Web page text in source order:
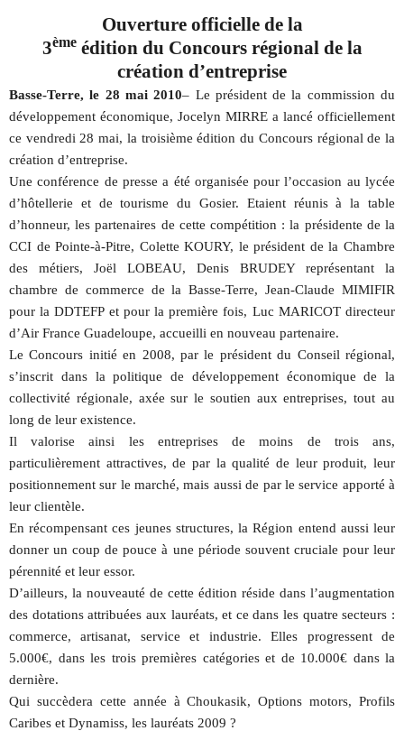
Ouverture officielle de la
3èmeédition du Concours régional de la
création d’entreprise
Basse-Terre, le 28 mai 2010– Le président de la commission du
développement économique, Jocelyn MIRRE a lancé officiellement
ce vendredi 28 mai, la troisième édition du Concours régional de la
création d’entreprise.
Une conférence de presse a été organisée pour l’occasion au lycée
d’hôtellerie et de tourisme du Gosier. Etaient réunis à la table
d’honneur, les partenaires de cette compétition : la présidente de la
CCI de Pointe-à-Pitre, Colette KOURY, le président de la Chambre
des métiers, Joël LOBEAU, Denis BRUDEY représentant la
chambre de commerce de la Basse-Terre, Jean-Claude MIMIFIR
pour la DDTEFP et pour la première fois, Luc MARICOT directeur
d’Air France Guadeloupe, accueilli en nouveau partenaire.
Le Concours initié en 2008, par le président du Conseil régional,
s’inscrit dans la politique de développement économique de la
collectivité régionale, axée sur le soutien aux entreprises, tout au
long de leur existence.
Il valorise ainsi les entreprises de moins de trois ans,
particulièrement attractives, de par la qualité de leur produit, leur
positionnement sur le marché, mais aussi de par le service apporté à
leur clientèle.
En récompensant ces jeunes structures, la Région entend aussi leur
donner un coup de pouce à une période souvent cruciale pour leur
pérennité et leur essor.
D’ailleurs, la nouveauté de cette édition réside dans l’augmentation
des dotations attribuées aux lauréats, et ce dans les quatre secteurs :
commerce, artisanat, service et industrie. Elles progressent de
5.000€, dans les trois premières catégories et de 10.000€ dans la
dernière.
Qui succèdera cette année à Choukasik, Options motors, Profils
Caribes et Dynamiss, les lauréats 2009 ?